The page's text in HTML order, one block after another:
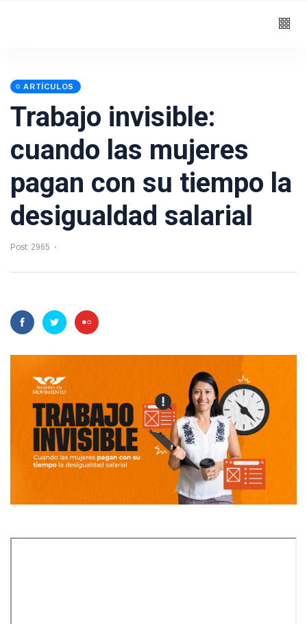
ARTÍCULOS
Trabajo invisible:
cuando las mujeres
pagan con su tiempo la
desigualdad salarial
Post: 2965